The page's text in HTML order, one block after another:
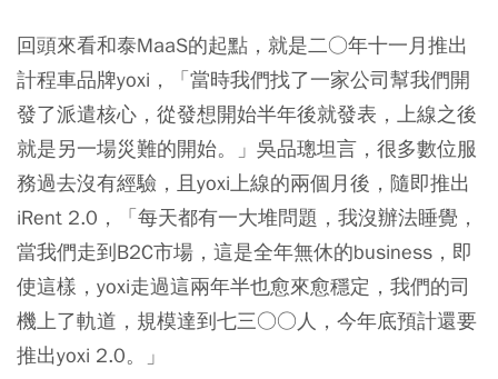
回頭來看和泰MaaS的起點，就是二○年十一月推出
計程車品牌yoxi，「當時我們找了一家公司幫我們開
發了派遣核心，從發想開始半年後就發表，上線之後
就是另一場災難的開始。」吳品璁坦言，很多數位服
務過去沒有經驗，且yoxi上線的兩個月後，隨即推出
iRent 2.0，「每天都有一大堆問題，我沒辦法睡覺，
當我們走到B2C市場，這是全年無休的business，即
使這樣，yoxi走過這兩年半也愈來愈穩定，我們的司
機上了軌道，規模達到七三○○人，今年底預計還要
推出yoxi 2.0。」